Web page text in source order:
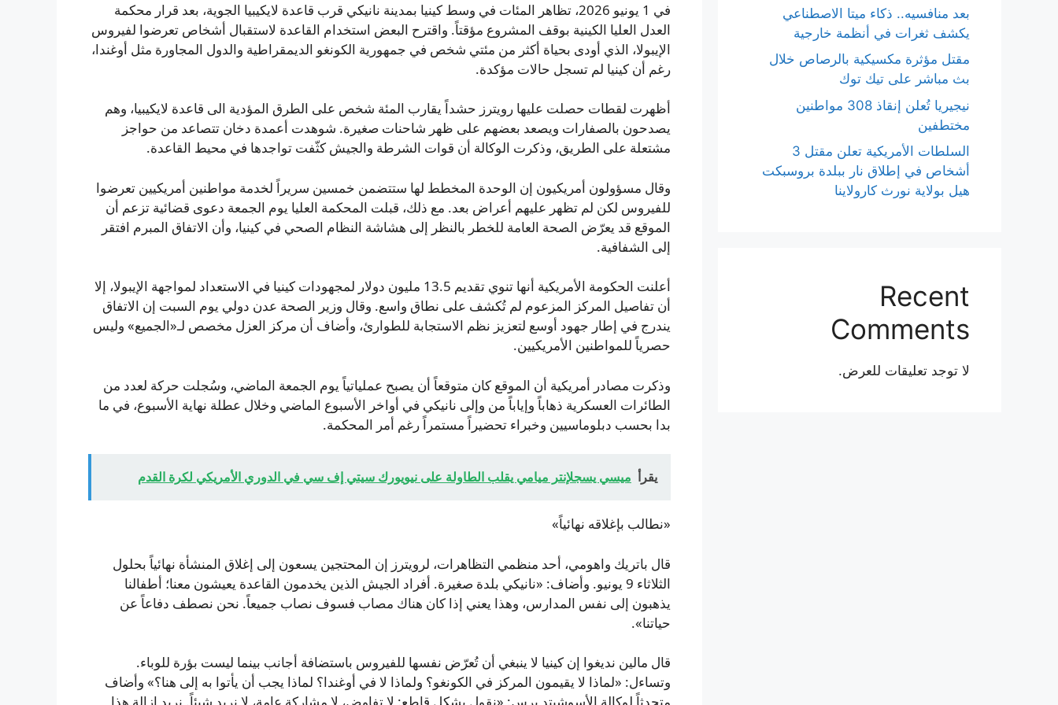
في 1 يونيو 2026، تظاهر المئات في وسط كينيا بمدينة نانيكي قرب قاعدة لايكيبيا الجوية، بعد قرار محكمة
العدل العليا الكينية بوقف المشروع مؤقتاً. واقترح البعض استخدام القاعدة لاستقبال أشخاص تعرضوا لفيروس
الإيبولا، الذي أودى بحياة أكثر من مئتي شخص في جمهورية الكونغو الديمقراطية والدول المجاورة مثل أوغندا،
رغم أن كينيا لم تسجل حالات مؤكدة.
أظهرت لقطات حصلت عليها رويترز حشداً يقارب المئة شخص على الطرق المؤدية الى قاعدة لايكيبيا، وهم
يصدحون بالصفارات ويصعد بعضهم على ظهر شاحنات صغيرة. شوهدت أعمدة دخان تتصاعد من حواجز
مشتعلة على الطريق، وذكرت الوكالة أن قوات الشرطة والجيش كثّفت تواجدها في محيط القاعدة.
وقال مسؤولون أمريكيون إن الوحدة المخطط لها ستتضمن خمسين سريراً لخدمة مواطنين أمريكيين تعرضوا
للفيروس لكن لم تظهر عليهم أعراض بعد. مع ذلك، قبلت المحكمة العليا يوم الجمعة دعوى قضائية تزعم أن
الموقع قد يعرّض الصحة العامة للخطر بالنظر إلى هشاشة النظام الصحي في كينيا، وأن الاتفاق المبرم افتقر
إلى الشفافية.
أعلنت الحكومة الأمريكية أنها تنوي تقديم 13.5 مليون دولار لمجهودات كينيا في الاستعداد لمواجهة الإيبولا، إلا
أن تفاصيل المركز المزعوم لم تُكشف على نطاق واسع. وقال وزير الصحة عدن دولي يوم السبت إن الاتفاق
يندرج في إطار جهود أوسع لتعزيز نظم الاستجابة للطوارئ، وأضاف أن مركز العزل مخصص لـ«الجميع» وليس
حصرياً للمواطنين الأمريكيين.
وذكرت مصادر أمريكية أن الموقع كان متوقعاً أن يصبح عملياتياً يوم الجمعة الماضي، وسُجلت حركة لعدد من
الطائرات العسكرية ذهاباً وإياباً من وإلى نانيكي في أواخر الأسبوع الماضي وخلال عطلة نهاية الأسبوع، في ما
بدا بحسب دبلوماسيين وخبراء تحضيراً مستمراً رغم أمر المحكمة.
يقرأ ميسي يسجلإنتر ميامي يقلب الطاولة على نيويورك سيتي إف سي في الدوري الأمريكي لكرة القدم
«نطالب بإغلاقه نهائياً»
قال باتريك واهومي، أحد منظمي التظاهرات، لرويترز إن المحتجين يسعون إلى إغلاق المنشأة نهائياً بحلول
الثلاثاء 9 يونيو. وأضاف: «نانيكي بلدة صغيرة. أفراد الجيش الذين يخدمون القاعدة يعيشون معنا؛ أطفالنا
يذهبون إلى نفس المدارس، وهذا يعني إذا كان هناك مصاب فسوف نصاب جميعاً. نحن نصطف دفاعاً عن
حياتنا».
قال مالين نديغوا إن كينيا لا ينبغي أن تُعرّض نفسها للفيروس باستضافة أجانب بينما ليست بؤرة للوباء.
وتساءل: «لماذا لا يقيمون المركز في الكونغو؟ ولماذا لا في أوغندا؟ لماذا يجب أن يأتوا به إلى هنا؟» وأضاف
بعد منافسيه.. ذكاء ميتا الاصطناعي
يكشف ثغرات في أنظمة خارجية
مقتل مؤثرة مكسيكية بالرصاص خلال
بث مباشر على تيك توك
نيجيريا تُعلن إنقاذ 308 مواطنين
مختطفين
السلطات الأمريكية تعلن مقتل 3
أشخاص في إطلاق نار ببلدة بروسبكت
هيل بولاية نورث كارولاينا
Recent
Comments
لا توجد تعليقات للعرض.